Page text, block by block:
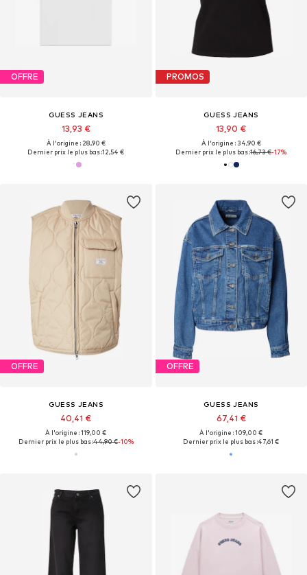
OFFRE
GUESS JEANS
13,93 €
À l'origine : 28,90 €
Dernier prix le plus bas :12,54 €
PROMOS
GUESS JEANS
13,90 €
À l'origine : 34,90 €
Dernier prix le plus bas :16,73 €-17%
OFFRE
GUESS JEANS
40,41 €
À l'origine : 119,00 €
Dernier prix le plus bas :44,90 €-10%
OFFRE
GUESS JEANS
67,41 €
À l'origine : 109,00 €
Dernier prix le plus bas :47,61 €